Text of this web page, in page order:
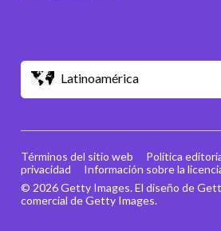
Latinoamérica
© 2026 Getty Images. El diseño de
comercial de Getty Images.
Términos del sitio web Política
privacidad
Información sobre la